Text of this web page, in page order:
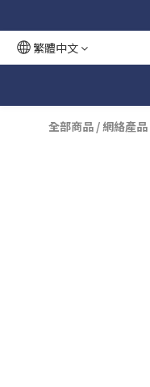
繁體中文
全部商品 /網絡產品